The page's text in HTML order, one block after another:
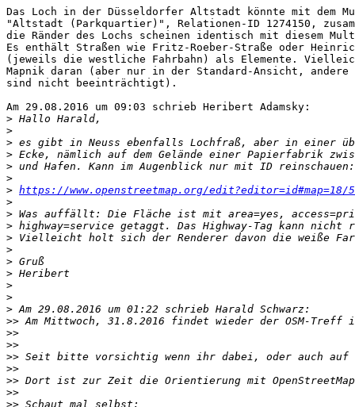
Das Loch in der Düsseldorfer Altstadt könnte mit dem
"Altstadt (Parkquartier)", Relationen-ID 1274150,
die Ränder des Lochs scheinen identisch mit diesem
Es enthält Straßen wie Fritz-Roeber-Straße oder
(jeweils die westliche Fahrbahn) als Elemente.
Mapnik daran (aber nur in der Standard-Ansicht,
sind nicht beeinträchtigt).
Am 29.08.2016 um 09:03 schrieb Heribert Adamsky:
>
>
>
>
>
>
> https://www.openstreetmap.org/edit?editor=id#map=18/
>
>
>
>
>
>
>
>
>
>
>>
>>
>>
>>
>>
>>
>>
>>